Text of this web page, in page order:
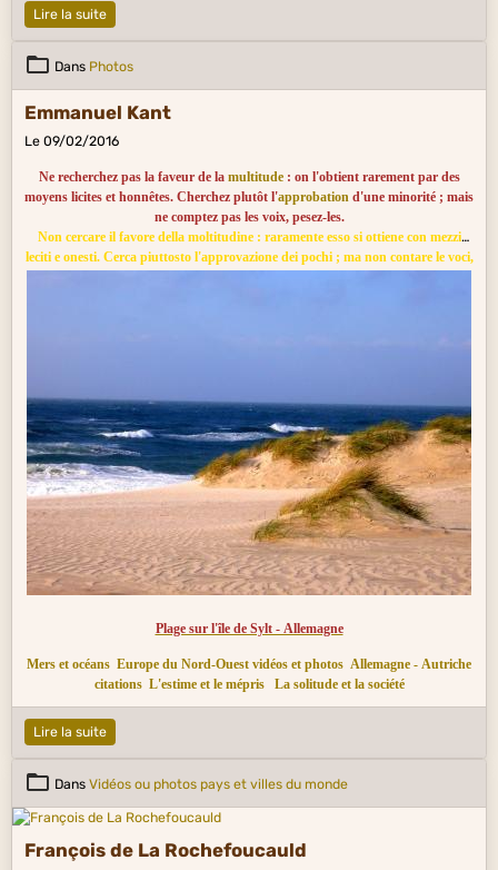
Je m'en tais, et ne veux leur causer nul ennui :
Lire la suite
Dans Photos
Emmanuel Kant
Le 09/02/2016
Ne recherchez pas la faveur de la multitude: on l'obtient rarement par des
moyens licites et honnêtes. Cherchez plutôt l'approbation d'une minorité ; mais
ne comptez pas les voix, pesez-les.
Non cercare il favore della moltitudine : raramente esso si ottiene con mezzi
leciti e onesti. Cerca piuttosto l'approvazione dei pochi ; ma non contare le voci,
Plage sur l'île de Sylt - Allemagne
Mers et océans Europe du Nord-Ouest vidéos et photos Allemagne - Autriche
citations L'estime et le mépris La solitude et la société
Lire la suite
Dans Vidéos ou photos pays et villes du monde
François de La Rochefoucauld